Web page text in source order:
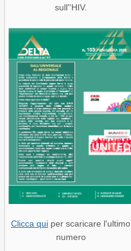
sull''HIV.
Clicca qui per scaricare l'ultimo
numero